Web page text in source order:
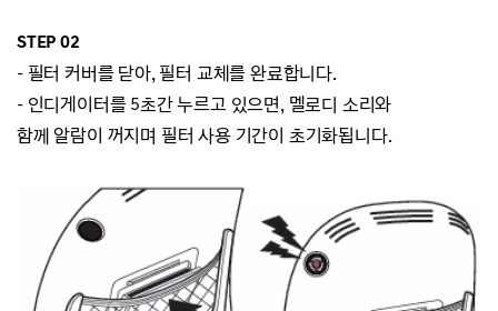
STEP 02
- 필터 커버를 닫아, 필터 교체를 완료합니다.
- 인디게이터를 5초간 누르고 있으면, 멜로디 소리와
함께알람이 꺼지며 필터 사용 기간이 초기화됩니다.